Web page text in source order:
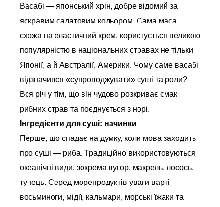
Васабі — японський хрін, добре відомий за
яскравим салатовим кольором. Сама маса
схожа на еластичний крем, користується великою
популярністю в національних стравах не тільки
Японії, а й Австралії, Америки. Чому саме васабі
відзначився «супроводжувати» суші та роли?
Вся річ у тім, що він чудово розкриває смак
рибних страв та поєднується з норі.
Інгредієнти для суші: начинки
Перше, що спадає на думку, коли мова заходить
про суші — риба. Традиційно використовуються
океанічні види, зокрема вугор, макрель, лосось,
тунець. Серед морепродуктів уваги варті
восьминоги, мідії, кальмари, морські їжаки та